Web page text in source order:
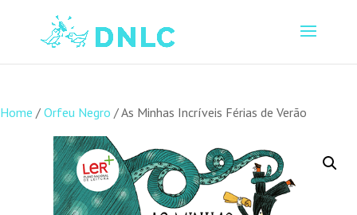
Home / Orfeu Negro / As Minhas Incríveis Férias de Verão